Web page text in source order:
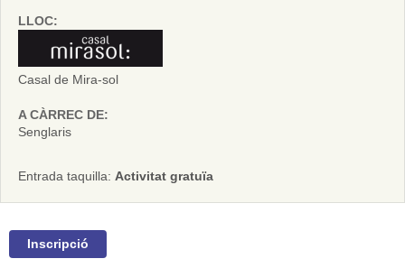
LLOC:
Casal de Mira-sol
A CÀRREC DE:
Senglaris
Entrada taquilla: Activitat gratuïa
Inscripció